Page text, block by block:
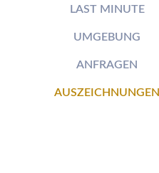
LAST MINUTE
UMGEBUNG
ANFRAGEN
AUSZEICHNUNGEN